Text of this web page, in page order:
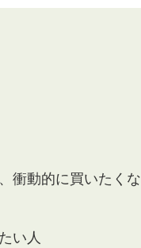
衝動的に買いたくな
い人